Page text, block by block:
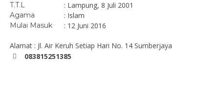
T.T.L : Lampung, 8 Juli 2001
Agama : Islam
Mulai Masuk : 12 Juni 2016
Alamat : Jl. Air Keruh Setiap Hari No. 14 Sumberjaya
083815251385